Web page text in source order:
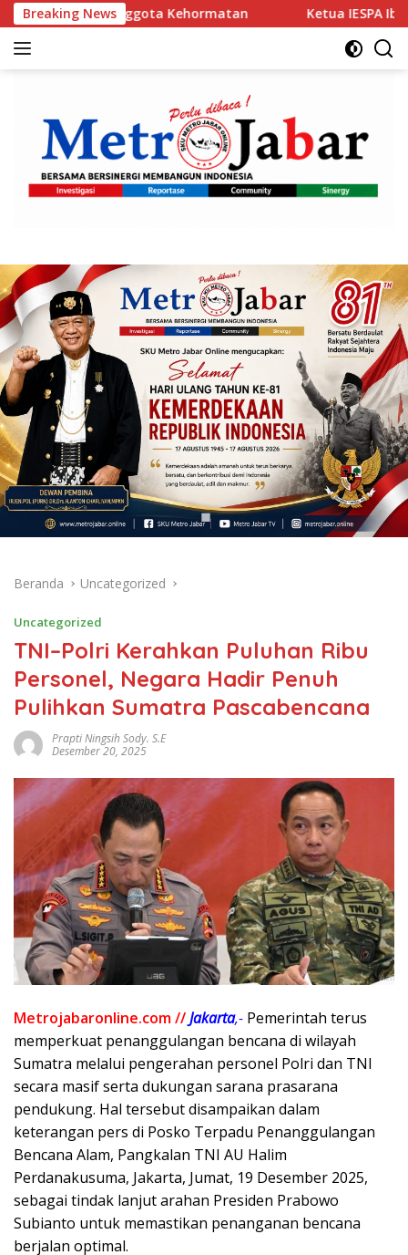
Langsung
ke
konten
Breaking News
Kehormatan Ketua IESPA Ibnu Riza Apresiasi
Beranda Uncategorized
Uncategorized
TNI–Polri Kerahkan Puluhan Ribu
Personel, Negara Hadir Penuh
Pulihkan Sumatra Pascabencana
Prapti Ningsih Sody. S.E
Desember 20, 2025
Metrojabaronline.com //Jakarta,- Pemerintah terus
memperkuat penanggulangan bencana di wilayah
Sumatra melalui pengerahan personel Polri dan TNI
secara masif serta dukungan sarana prasarana
pendukung. Hal tersebut disampaikan dalam
keterangan pers di Posko Terpadu Penanggulangan
Bencana Alam, Pangkalan TNI AU Halim
Perdanakusuma, Jakarta, Jumat, 19 Desember 2025,
sebagai tindak lanjut arahan Presiden Prabowo
Subianto untuk memastikan penanganan bencana
berjalan optimal.